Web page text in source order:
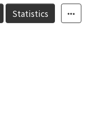
Statistics